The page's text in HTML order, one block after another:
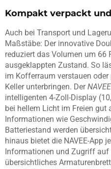
Kompakt verpackt
Auch bei Transport und
Maßstäbe: Der innovative
reduziert das Volumen um 66
ausgeklappten Zustand. So
im Kofferraum verstauen
Keller unterbringen. Der
intelligenten 4-Zoll-Display
bei hellem Licht im Freien gut
Informationen wie
Batteriestand werden
hinaus bietet die NAVEE-App
Informationen und Zugriff
übersichtliches